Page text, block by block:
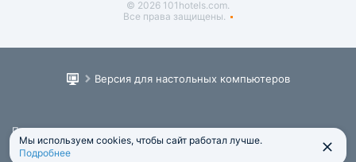
© 2026 101hotels.com.
Все права защищены.
Версия для настольных компьютеров
Пользовательское соглашение
Юридическая информация
Мы используем cookies, чтобы сайт работал лучше.
Подробнее